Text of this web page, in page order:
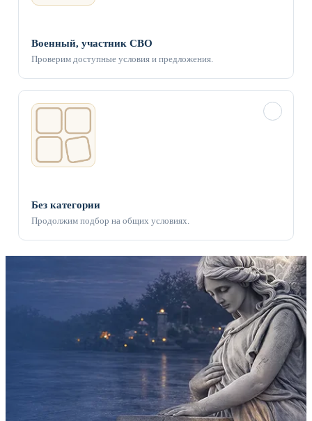
Военный, участник СВО
Проверим доступные условия и предложения.
Без категории
Продолжим подбор на общих условиях.